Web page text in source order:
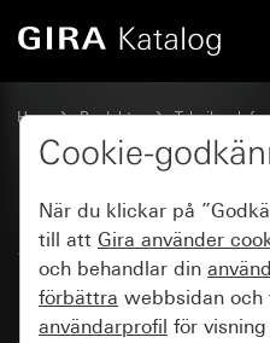
Hem Produkter Teknik och
Gira systemapparater,
med integrerad
Cookie-
När du klickar på
till att Gira använder
och behandlar din
förbättra webbsidan och
användarprofil för